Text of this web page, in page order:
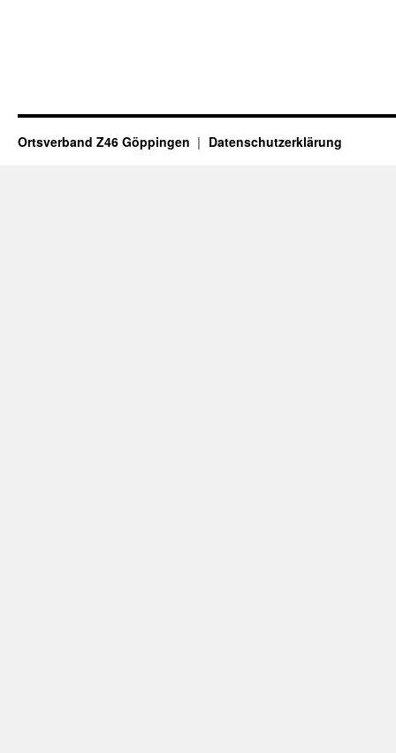
Ortsverband Z46 Göppingen Datenschutzerklärung